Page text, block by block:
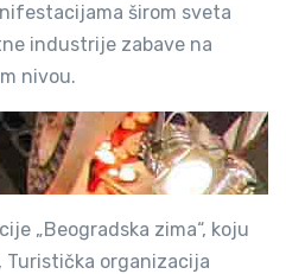
širom sveta
industrije zabave na
nivou.
„Beogradska zima“, koju
Turistička organizacija